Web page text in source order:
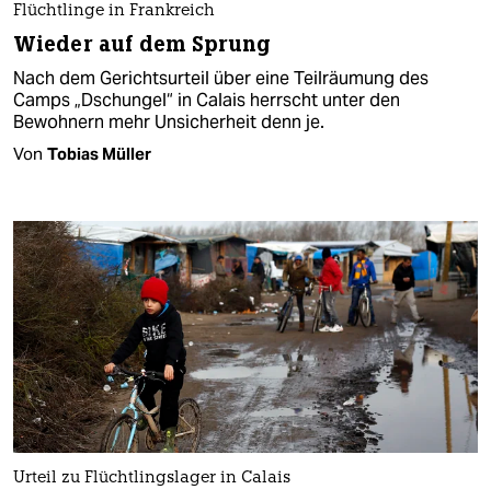
Flüchtlinge in Frankreich
Wieder auf dem Sprung
Nach dem Gerichtsurteil über eine Teilräumung des
Camps „Dschungel“ in Calais herrscht unter den
Bewohnern mehr Unsicherheit denn je.
Von Tobias Müller
Urteil zu Flüchtlingslager in Calais